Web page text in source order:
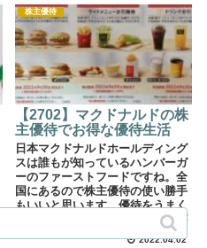
株主優待
【2702】マクドナルドの株
主優待でお得な優待生活
日本マクドナルドホールディング
スは誰もが知っているハンバーガ
ーのファーストフードですね。全
国にあるので株主優待の使い勝手
もいいと思います。優待をうまく
活用すればかなりお得にお食事が
できるので是非活用してみてはい
2022.04.02